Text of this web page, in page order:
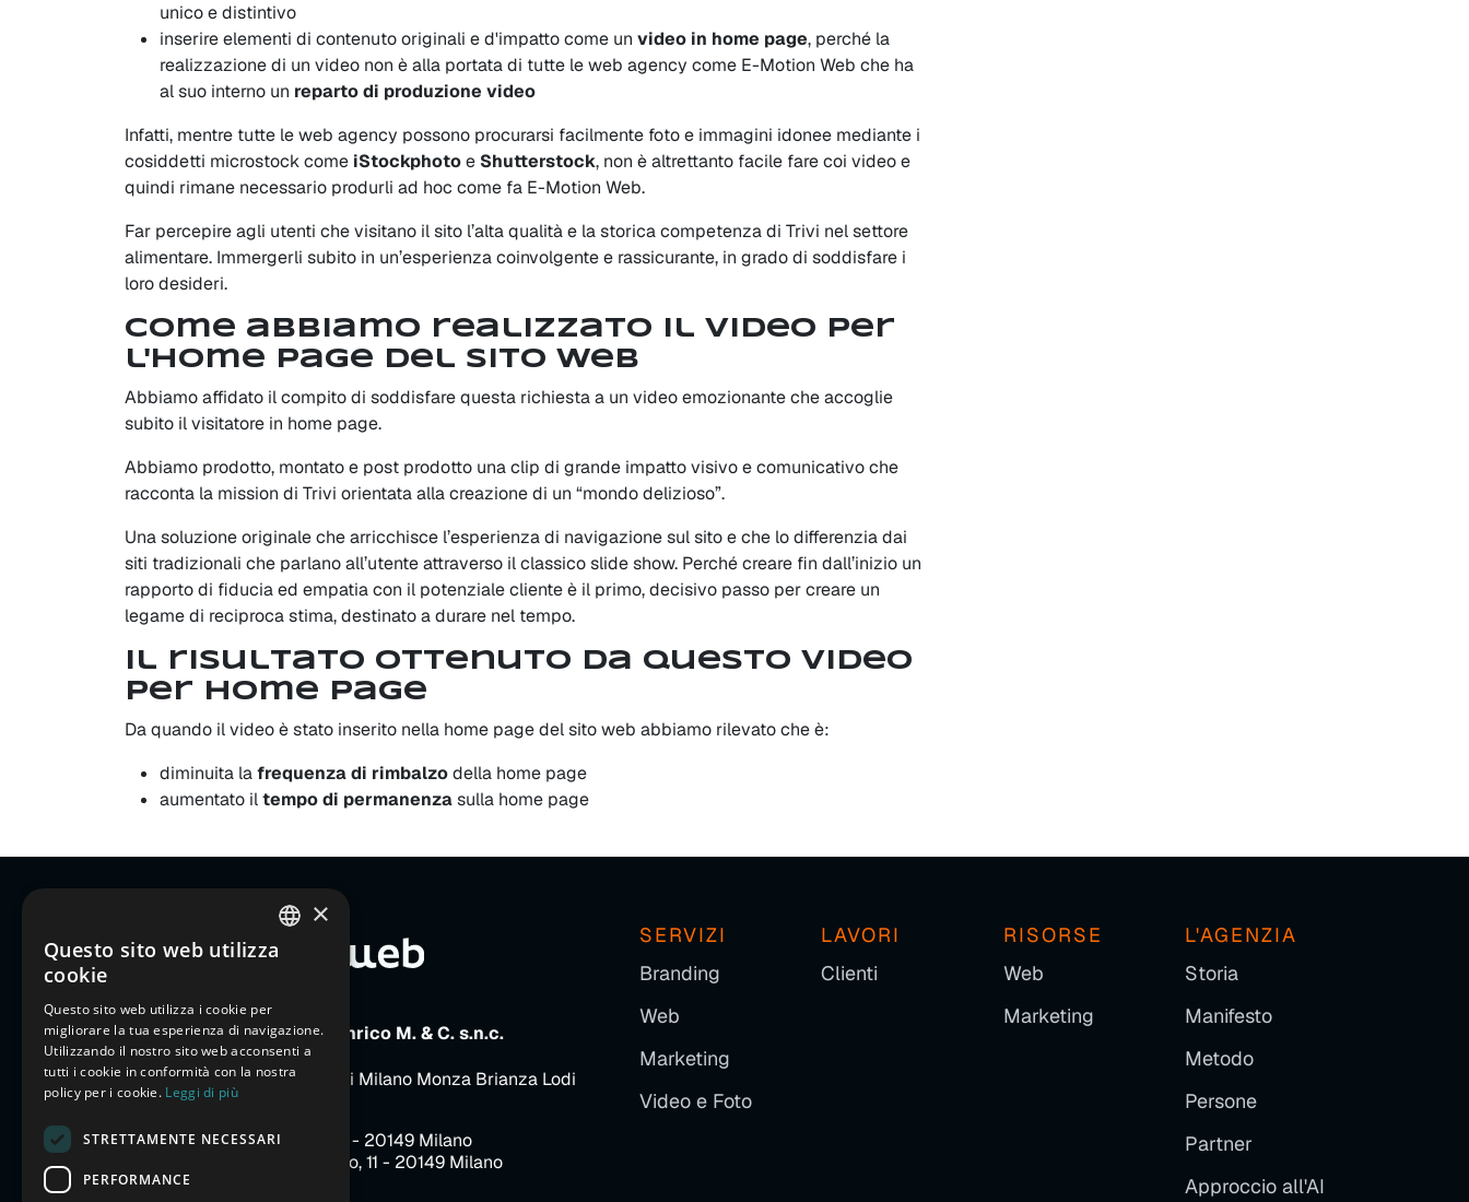
unico e distintivo
inserire elementi di contenuto originali e d'impatto come un video in home page, perché la
realizzazione di un video non è alla portata di tutte le web agency come E-Motion Web che ha
al suo interno un reparto di produzione video
Infatti, mentre tutte le web agency possono procurarsi facilmente foto e immagini idonee mediante i
cosiddetti microstock come iStockphotoe Shutterstock, non è altrettanto facile fare coi video e
quindi rimane necessario produrli ad hoc come fa E-Motion Web.
Far percepire agli utenti che visitano il sito l’alta qualità e la storica competenza di Trivi nel settore
alimentare. Immergerli subito in un’esperienza coinvolgente e rassicurante, in grado di soddisfare i
loro desideri.
Come abbiamo realizzato il video per
l'home page del sito web
Abbiamo affidato il compito di soddisfare questa richiesta a un video emozionante che accoglie
subito il visitatore in home page.
Abbiamo prodotto, montato e post prodotto una clip di grande impatto visivo e comunicativo che
racconta la mission di Trivi orientata alla creazione di un “mondo delizioso”.
Una soluzione originale che arricchisce l’esperienza di navigazione sul sito e che lo differenzia dai
siti tradizionali che parlano all’utente attraverso il classico slide show. Perché creare fin dall’inizio un
rapporto di fiducia ed empatia con il potenziale cliente è il primo, decisivo passo per creare un
legame di reciproca stima, destinato a durare nel tempo.
Il risultato ottenuto da questo video
per home page
Da quando il video è stato inserito nella home page del sito web abbiamo rilevato che è:
diminuita lafrequenza di rimbalzodella home page
aumentato iltempo di permanenzasulla home page
E-Motion Web di Parizzi Enrico M. & C. s.n.c.
P.IVA e C.F. 13366770157
Iscritta al Registro Imprese di Milano Monza Brianza Lodi
REA MI-1643554
Sede legale: p.le Arduino, 3 - 20149 Milano
: p.le Arduino, 11 - 20149 Milano
Milano City Life District
SERVIZI
Branding
Web
Marketing
Video e Foto
LAVORI
Clienti
RISORSE
Web
Marketing
L'AGENZIA
Storia
Manifesto
Metodo
Persone
Partner
Approccio all'AI
ITALIAN
FRENCH
GERMAN
SPANISH
CHINESE (SIMPLIFIED)
×
Questo sito web utilizza
cookie
Questo sito web utilizza i cookie per
migliorare la tua esperienza di navigazione.
Utilizzando il nostro sito web acconsenti a
tutti i cookie in conformità con la nostra
policy per i cookie. Leggi di più
STRETTAMENTE NECESSARI
PERFORMANCE